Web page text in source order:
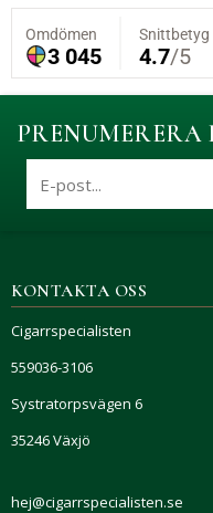
PRENUMERERA
KONTAKTA OSS
Cigarrspecialisten
559036-3106
Systratorpsvägen 6
35246 Växjö
hej@cigarrspecialisten.se